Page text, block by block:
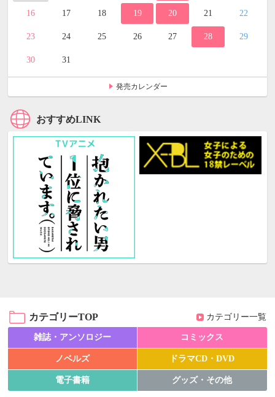
16 17 18 19 20 21 22
23 24 25 26 27 28 29
30 31
発売カレンダー
おすすめLINK
カテゴリーTOP カテゴリー一覧
雑誌・アンソロジー コミックス
ノベルズ ドラマCD・DVD
電子書籍 グッズ・その他